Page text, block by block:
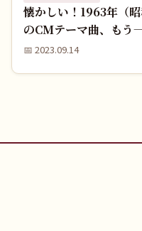
懐かしい！1963年（
のCMテーマ曲、もう
📅 2023.09.14